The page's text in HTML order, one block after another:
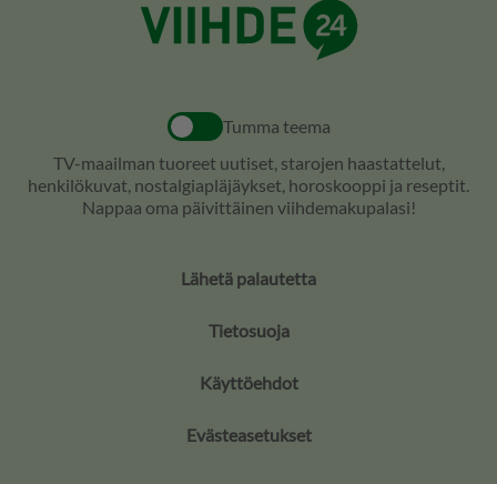
Tumma teema
TV-maailman tuoreet uutiset, starojen haastattelut,
henkilökuvat, nostalgiapläjäykset, horoskooppi ja reseptit.
Nappaa oma päivittäinen viihdemakupalasi!
Lähetä palautetta
Tietosuoja
Käyttöehdot
Evästeasetukset